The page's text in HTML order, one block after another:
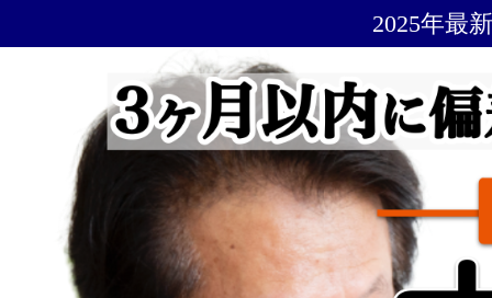
2025年最